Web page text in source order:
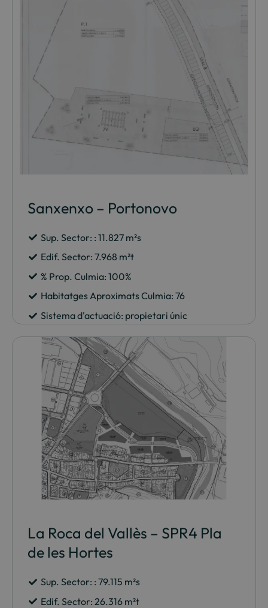
Sanxenxo – Portonovo
Sup. Sector: : 11.827 m²s
Edif. Sector: 7.968 m²t
% Prop. Culmia: 100%
Habitatges Aproximats Culmia: 76
Sistema d'actuació: propietari únic
La Roca del Vallès – SPR4 Pla
de les Hortes
Sup. Sector: :79.115 m²s
Edif. Sector: 26.316 m²t